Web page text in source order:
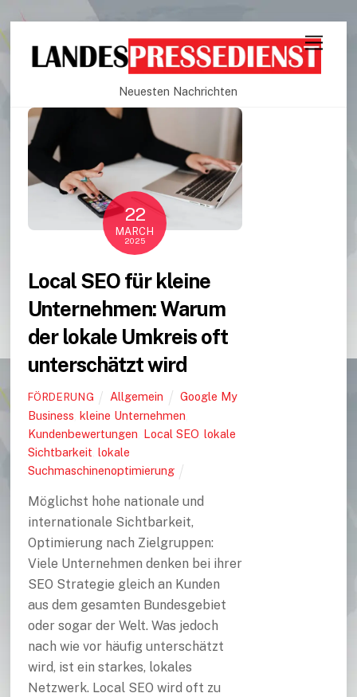
Neuesten Nachrichten
22
MARCH
2025
Local SEO für kleine
Unternehmen: Warum
der lokale Umkreis oft
unterschätzt wird
FÖRDERUNG Allgemein
Google My
Business kleine Unternehmen
Kundenbewertungen Local SEO, lokale
Sichtbarkeit lokale
Suchmaschinenoptimierung
Möglichst hohe nationale und
internationale Sichtbarkeit,
Optimierung nach Zielgruppen:
Viele Unternehmen denken bei ihrer
SEO Strategie gleich an Kunden
aus dem gesamten Bundesgebiet
oder sogar der Welt. Was jedoch
nach wie vor häufig unterschätzt
wird, ist ein starkes, lokales
Netzwerk. Local SEO wird oft zu